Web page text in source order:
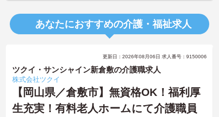
あなたにおすすめの介護・福祉求人
更新日：2026年08月06日 求人番号：9150006
ツクイ・サンシャイン新倉敷の介護職求人
株式会社ツクイ
【岡山県／倉敷市】無資格OK！福利厚
生充実！有料老人ホームにて介護職員